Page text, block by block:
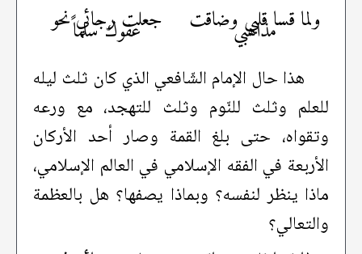
ولما قسا قلبي وضاقت
مذاهبي جعلت رجائي نحو
عفوك سلماً
هذا حال الإمام الشّافعي الذي كان ثلث ليله
للعلم وثلث للنّوم وثلث للتهجد، مع ورعه
وتقواه، حتى بلغ القمة وصار أحد الأركان
الأربعة في الفقه الإسلامي في العالم الإسلامي،
ماذا ينظر لنفسه؟ وبماذا يصفها؟ هل بالعظمة
والتعالي؟